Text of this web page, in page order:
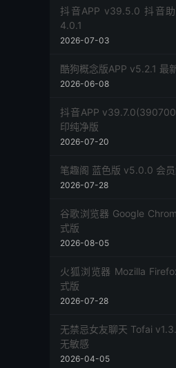
抖音APP v39.5.0 抖音
4.0.1
2026-07-03
酷狗概念版APP v5.2.1 最
2026-06-08
抖音APP
印纯净版
2026-07-20
笔趣阁 蓝色版 v5.0.0 会
2026-07-28
谷歌浏览器 Google
式版
2026-08-05
火狐浏览器 Mozilla
式版
2026-07-28
无禁忌女友聊天 Tofai
无敏感
2026-04-05